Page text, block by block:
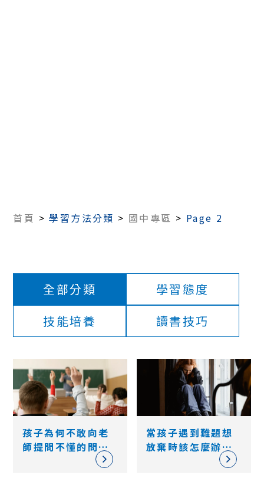
首頁 >學習方法分類 > 國中專區 > Page 2
全部分類
學習態度
技能培養
讀書技巧
孩子為何不敢向老
師提問不懂的問
題？3分鐘了解不敢
當孩子遇到難題想
放棄時該怎麼辦？5
個策略幫助孩子面